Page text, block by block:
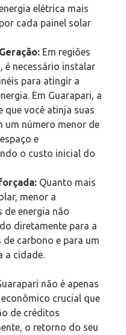
elétrica mais
cada painel solar
Em regiões
é necessário instalar
para atingir a
Em Guarapari, a
que você atinja suas
um número menor de
e
o custo inicial do
Quanto mais
menor a
de energia não
diretamente para a
carbono e para um
a cidade.
não é apenas
crucial que
de créditos
o retorno do seu